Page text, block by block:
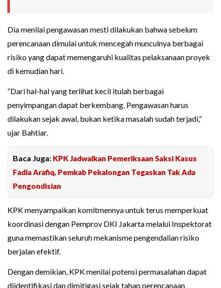
Dia menilai pengawasan mesti dilakukan bahwa sebelum
perencanaan dimulai untuk mencegah munculnya berbagai
risiko yang dapat memengaruhi kualitas pelaksanaan proyek
di kemudian hari.
“Dari hal-hal yang terlihat kecil itulah berbagai
penyimpangan dapat berkembang. Pengawasan harus
dilakukan sejak awal, bukan ketika masalah sudah terjadi,”
ujar Bahtiar.
Baca Juga: KPK Jadwalkan Pemeriksaan Saksi Kasus
Fadia Arafiq, Pemkab Pekalongan Tegaskan Tak Ada
Pengondisian
KPK menyampaikan komitmennya untuk terus memperkuat
koordinasi dengan Pemprov DKI Jakarta melalui Inspektorat
guna memastikan seluruh mekanisme pengendalian risiko
berjalan efektif.
Dengan demikian, KPK menilai potensi permasalahan dapat
diidentifikasi dan dimitigasi sejak tahap perencanaan